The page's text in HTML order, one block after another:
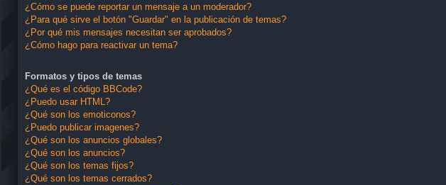
¿Cómo se puede reportar un mensaje a un moderador?
¿Para qué sirve el botón "Guardar" en la publicación de temas?
¿Por qué mis mensajes necesitan ser aprobados?
¿Cómo hago para reactivar un tema?
Formatos y tipos de temas
¿Qué es el código BBCode?
¿Puedo usar HTML?
¿Qué son los emoticonos?
¿Puedo publicar imagenes?
¿Qué son los anuncios globales?
¿Qué son los anuncios?
¿Qué son los temas fijos?
¿Qué son los temas cerrados?